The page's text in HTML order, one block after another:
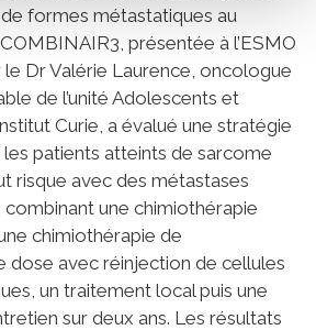
formes métastatiques au
présentée à l’ESMO
Dr Valérie Laurence, oncologue
de l’unité Adolescents et
Curie, a évalué une stratégie
patients atteints de sarcome
risque avec des métastases
une chimiothérapie
chimiothérapie de
dose avec réinjection de cellules
un traitement local puis une
sur deux ans. Les résultats